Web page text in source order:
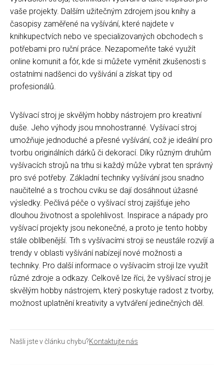
vaše projekty. Dalším užitečným zdrojem jsou knihy a
časopisy zaměřené na vyšívání, které najdete v
knihkupectvích nebo ve specializovaných obchodech s
potřebami pro ruční práce. Nezapomeňte také využít
online komunit a fór, kde si můžete vyměnit zkušenosti s
ostatními nadšenci do vyšívání a získat tipy od
profesionálů.
Vyšívací stroj je skvělým hobby nástrojem pro kreativní
duše. Jeho výhody jsou mnohostranné. Vyšívací stroj
umožňuje jednoduché a přesné vyšívání, což je ideální pro
tvorbu originálních dárků či dekorací. Díky různým druhům
vyšívacích strojů na trhu si každý může vybrat ten správný
pro své potřeby. Základní techniky vyšívání jsou snadno
naučitelné a s trochou cviku se dají dosáhnout úžasné
výsledky. Pečlivá péče o vyšívací stroj zajišťuje jeho
dlouhou životnost a spolehlivost. Inspirace a nápady pro
vyšívací projekty jsou nekonečné, a proto je tento hobby
stále oblíbenější. Trh s vyšívacími stroji se neustále rozvíjí a
trendy v oblasti vyšívání nabízejí nové možnosti a
techniky. Pro další informace o vyšívacím stroji lze využít
různé zdroje a odkazy. Celkově lze říci, že vyšívací stroj je
skvělým hobby nástrojem, který poskytuje radost z tvorby,
možnost uplatnění kreativity a vytváření jedinečných děl.
Našli jste v článku chybu?Kontaktujte nás